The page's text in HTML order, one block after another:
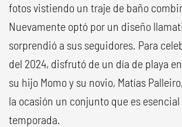
fotos vistiendo un traje de baño
Nuevamente optó por un diseño
sorprendió a sus seguidores. Para
del 2024, disfrutó de un día de playa
su hijo Momo y su novio, Matías
la ocasión un conjunto que es esencial
temporada.